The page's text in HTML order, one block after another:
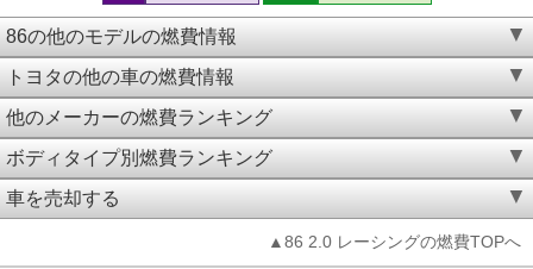
86の他のモデルの燃費情報
トヨタの他の車の燃費情報
他のメーカーの燃費ランキング
ボディタイプ別燃費ランキング
車を売却する
▲86 2.0 レーシングの燃費TOPへ